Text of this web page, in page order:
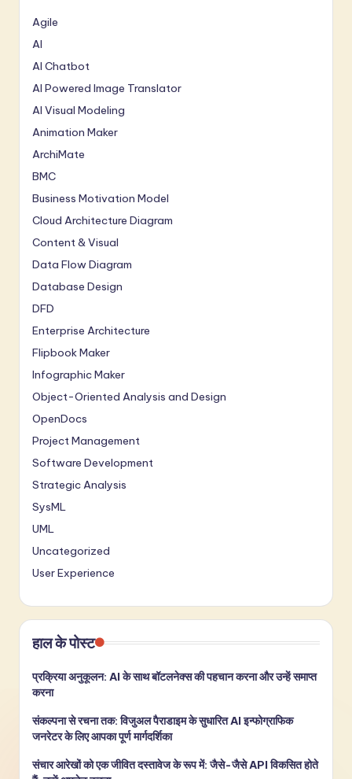
Agile
AI
AI Chatbot
AI Powered Image Translator
AI Visual Modeling
Animation Maker
ArchiMate
BMC
Business Motivation Model
Cloud Architecture Diagram
Content & Visual
Data Flow Diagram
Database Design
DFD
Enterprise Architecture
Flipbook Maker
Infographic Maker
Object-Oriented Analysis and Design
OpenDocs
Project Management
Software Development
Strategic Analysis
SysML
UML
Uncategorized
User Experience
हाल के पोस्ट
प्रक्रिया अनुकूलन: AI के साथ बॉटलनेक्स की पहचान करना और उन्हें समाप्त
करना
संकल्पना से रचना तक: विजुअल पैराडाइम के सुधारित AI इन्फोग्राफिक
जनरेटर के लिए आपका पूर्ण मार्गदर्शिका
संचार आरेखों को एक जीवित दस्तावेज के रूप में: जैसे-जैसे API विकसित होते